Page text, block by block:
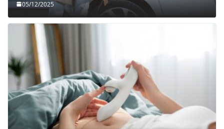
05/12/2025